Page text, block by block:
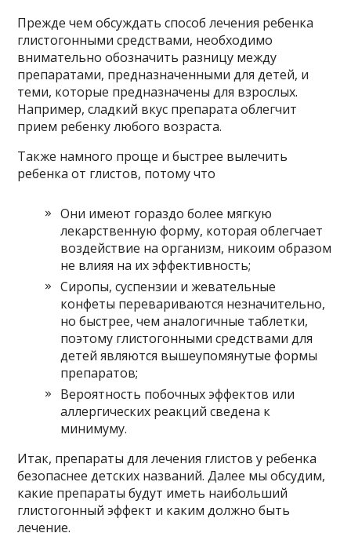
Прежде чем обсуждать способ лечения ребенка
глистогонными средствами, необходимо
внимательно обозначить разницу между
препаратами, предназначенными для детей, и
теми, которые предназначены для взрослых.
Например, сладкий вкус препарата облегчит
прием ребенку любого возраста.
Также намного проще и быстрее вылечить
ребенка от глистов, потому что
Они имеют гораздо более мягкую
лекарственную форму, которая облегчает
воздействие на организм, никоим образом
не влияя на их эффективность;
Сиропы, суспензии и жевательные
конфеты перевариваются незначительно,
но быстрее, чем аналогичные таблетки,
поэтому глистогонными средствами для
детей являются вышеупомянутые формы
препаратов;
Вероятность побочных эффектов или
аллергических реакций сведена к
минимуму.
Итак, препараты для лечения глистов у ребенка
безопаснее детских названий. Далее мы обсудим,
какие препараты будут иметь наибольший
глистогонный эффект и каким должно быть
лечение.